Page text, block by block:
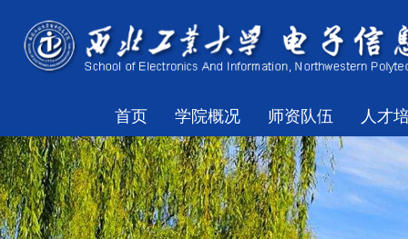
首页 学院概况 师资队伍 人才